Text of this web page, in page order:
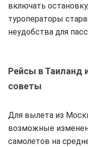
включать
туроператоры
неудобства для
Рейсы в Таиланд
советы
Для вылета из
возможные
самолетов на